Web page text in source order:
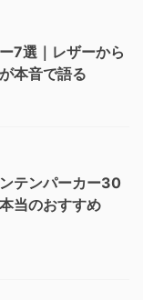
7選｜レザーから
本音で語る
テンパーカー30
当のおすすめ